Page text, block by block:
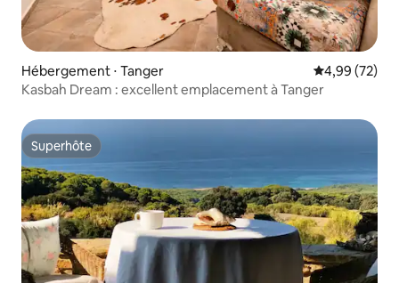
Hébergement ⋅ Tanger Évaluation
4,99 (72)
Kasbah Dream : excellent emplacement à Tanger
Superhôte
Superhôte